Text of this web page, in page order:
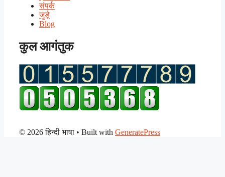
संपर्क
जुड़े
Blog
कुल आगंतुक
© 2026 हिन्दी भाषा • Built with GeneratePress